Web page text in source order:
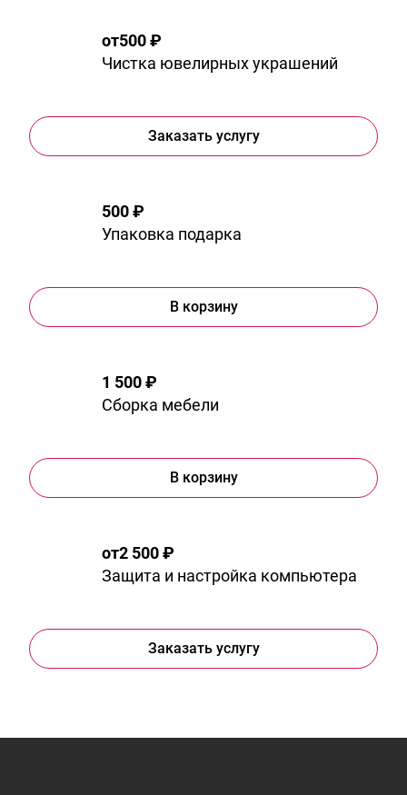
от500 ₽
Чистка ювелирных украшений
Заказать услугу
500 ₽
Упаковка подарка
В корзину
1 500 ₽
Сборка мебели
В корзину
от2 500 ₽
Защита и настройка компьютера
Заказать услугу